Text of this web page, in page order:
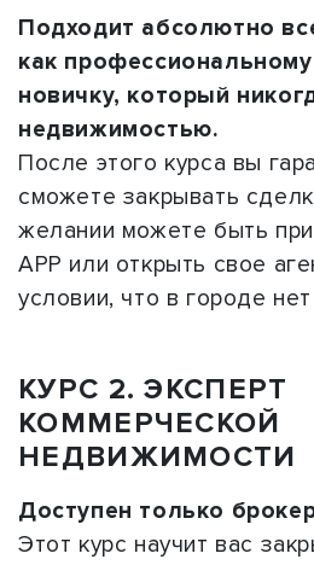
Подходит абсолютно
как
новичку, который
недвижимостью.
После этого курса вы
сможете закрывать
желании можете быть
АРР или открыть свое
условии, что в городе
КУРС 2. ЭКСПЕРТ
КОММЕРЧЕСКОЙ
НЕДВИЖИМОСТИ
Доступен только
Этот курс научит вас